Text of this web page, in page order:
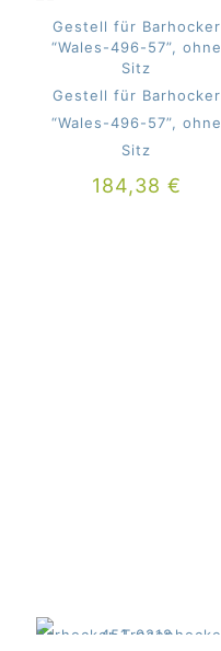
Gestell für Barhocker
“Wales-496-57”, ohne
Sitz
Gestell für Barhocker
“Wales-496-57”, ohne
Sitz
184,38 €